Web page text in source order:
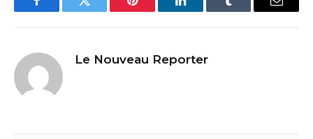
FacebookTwitter Pinterest LinkedInTumblr Email
Le Nouveau Reporter